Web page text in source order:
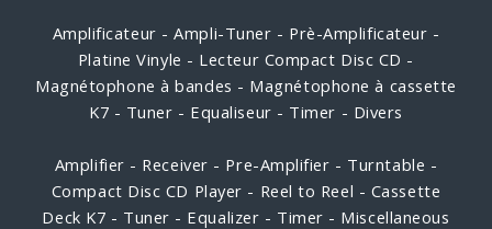
Amplificateur - Ampli-Tuner - Prè-Amplificateur -
Platine Vinyle - Lecteur Compact Disc CD -
Magnétophone à bandes - Magnétophone à cassette
K7 - Tuner - Equaliseur - Timer - Divers
Amplifier - Receiver - Pre-Amplifier - Turntable -
Compact Disc CD Player - Reel to Reel - Cassette
Deck K7 - Tuner - Equalizer - Timer - Miscellaneous